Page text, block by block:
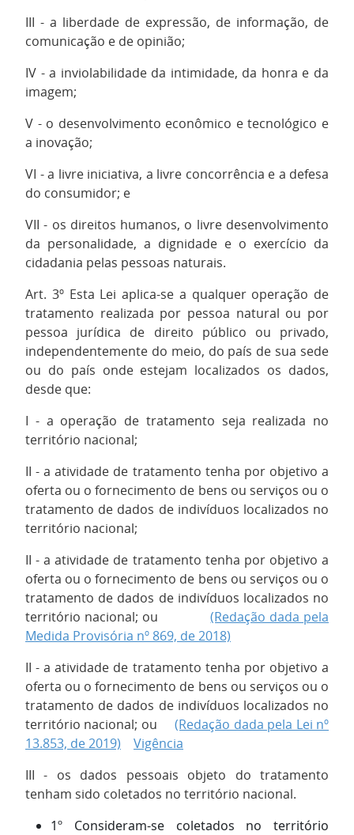
III - a liberdade de expressão, de informação, de
comunicação e de opinião;
IV - a inviolabilidade da intimidade, da honra e da
imagem;
V - o desenvolvimento econômico e tecnológico e
a inovação;
VI - a livre iniciativa, a livre concorrência e a defesa
do consumidor; e
VII - os direitos humanos, o livre desenvolvimento
da personalidade, a dignidade e o exercício da
cidadania pelas pessoas naturais.
Art. 3º Esta Lei aplica-se a qualquer operação de
tratamento realizada por pessoa natural ou por
pessoa jurídica de direito público ou privado,
independentemente do meio, do país de sua sede
ou do país onde estejam localizados os dados,
desde que:
I - a operação de tratamento seja realizada no
território nacional;
II - a atividade de tratamento tenha por objetivo a
oferta ou o fornecimento de bens ou serviços ou o
tratamento de dados de indivíduos localizados no
território nacional;
II - a atividade de tratamento tenha por objetivo a
oferta ou o fornecimento de bens ou serviços ou o
tratamento de dados de indivíduos localizados no
território nacional; ou(Redação dada pela
Medida Provisória nº 869, de 2018)
II - a atividade de tratamento tenha por objetivo a
oferta ou o fornecimento de bens ou serviços ou o
tratamento de dados de indivíduos localizados no
território nacional; ou(Redação dada pela Lei nº
13.853, de 2019)
Vigência
III - os dados pessoais objeto do tratamento
tenham sido coletados no território nacional.
1º Consideram-se coletados no território